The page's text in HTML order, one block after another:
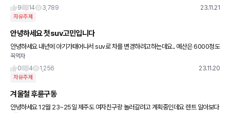
9
14 3,789 23.11.21
자유주제
안녕하세요 첫suv고민입니다
안녕하세요 내년에 아기가태어나서 suv로 차를 변경하려고하는데요.. 예산은 6000정도
인데 어떤게좋을까요?? 차에대해 아는것도없고 선배님들조언부탁드립니다... 예산6000
천 suv
꼭먹자
0
4 1,256 23.11.20
자유주제
겨울철 후륜구동
안녕하세요 12월 23~25일 제주도 여자친구랑 놀러갈려고 계획중인데요 렌트 알아보다